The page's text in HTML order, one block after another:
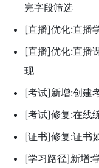
完字段筛选
[直播]优化:直播
[直播]优化:直播
现
[考试]新增:创建
[考试]修复:在线
[证书]修复:证书
[学习路径]新增: